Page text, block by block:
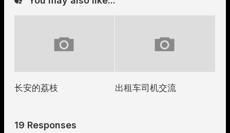
长安的荔枝 出租车司机交流
19 Responses